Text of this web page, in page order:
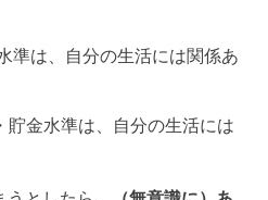
準は、自分の生活には関係あ
貯金水準は、自分の生活には